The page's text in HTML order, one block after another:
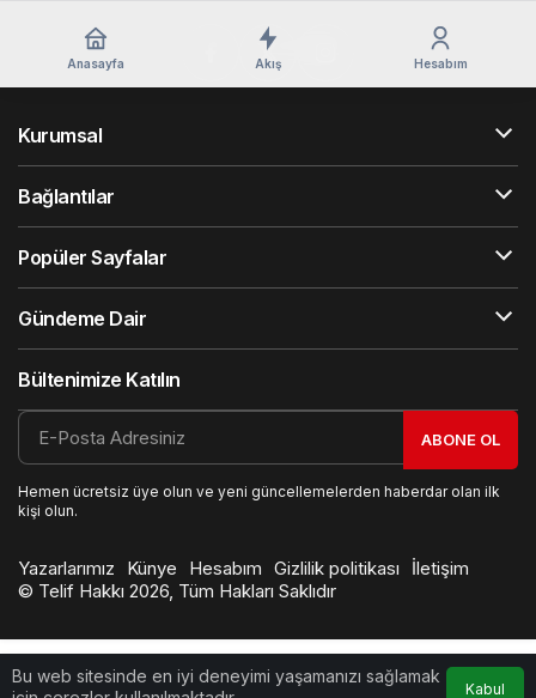
Bu web sitesinde en iyi deneyimi yaşamanızı sağlamak
Kabul
Anasayfa Akış Hesabım
Kurumsal
Bağlantılar
Popüler Sayfalar
Gündeme Dair
Bültenimize Katılın
ABONE OL
Hemen ücretsiz üye olun ve yeni güncellemelerden haberdar olan ilk
kişi olun.
Yazarlarımız Künye Hesabım Gizlilik politikası
İletişim
© Telif Hakkı 2026, Tüm Hakları Saklıdır